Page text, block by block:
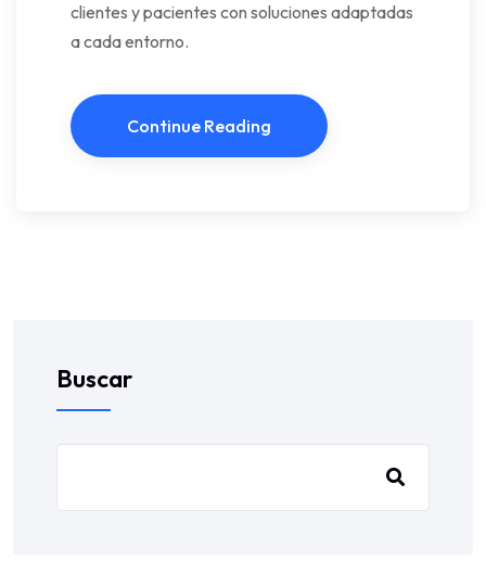
clientes y pacientes con soluciones adaptadas
a cada entorno.
Continue Reading
Buscar